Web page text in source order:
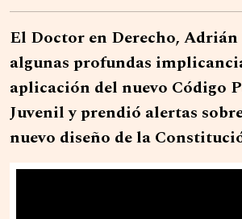
El Doctor en Derecho,
algunas profundas
aplicación del nuevo Código
Juvenil y prendió alertas
nuevo diseño de la